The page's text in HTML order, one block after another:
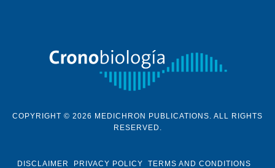
COPYRIGHT © 2026 MEDICHRON PUBLICATIONS. ALL RIGHTS
RESERVED.
DISCLAIMER PRIVACY POLICY TERMS AND CONDITIONS